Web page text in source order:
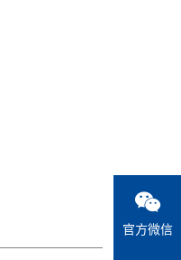
官方微信